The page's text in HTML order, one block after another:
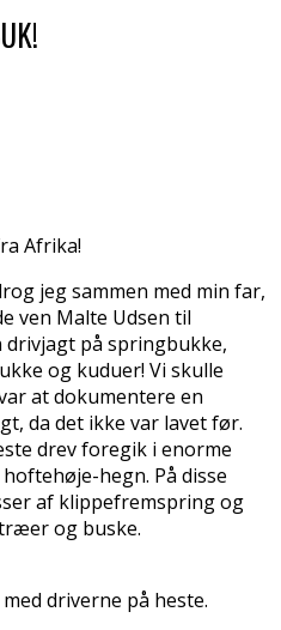
Afrika!
jeg sammen med min far,
ven Malte Udsen til
drivjagt på springbukke,
og kuduer! Vi skulle
at dokumentere en
da det ikke var lavet før.
drev foregik i enorme
hegn. På disse
af klippefremspring og
og buske.
driverne på heste.